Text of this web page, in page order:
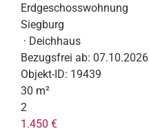
Erdgeschosswohnung
Siegburg
· Deichhaus
Bezugsfrei ab: 07.10.2026
Objekt-ID: 19439
30 m²
2
1.450 €